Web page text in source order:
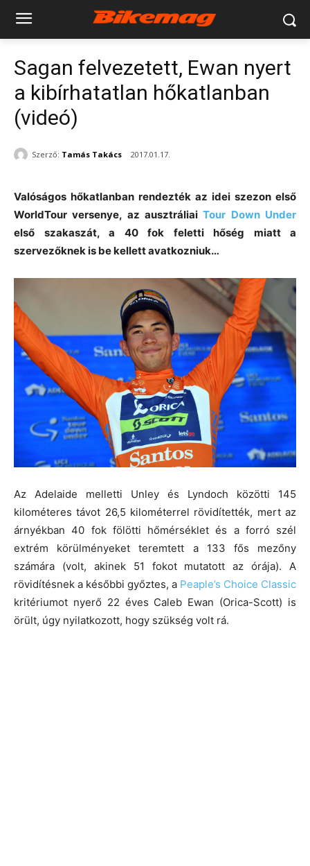
Sagan felvezetett, Ewan nyert
a kibírhatatlan hőkatlanban
(videó)
Szerző: Tamás Takács 2017.01.17.
Valóságos hőkatlanban rendezték az idei szezon első
WorldTour versenye, az ausztráliaiTour Down Under
első szakaszát, a 40 fok feletti hőség miatt a
szervezőknek is be kellett avatkozniuk…
Az Adelaide melletti Unley és Lyndoch közötti 145
kilométeres távot 26,5 kilométerrel rövidítették, mert az
árnyékban 40 fok fölötti hőmérséklet és a forró szél
extrém körülményeket teremtett a 133 fős mezőny
számára (volt, akinek 51 fokot mutatott az órája). A
rövidítésnek a későbbi győztes, a Peaple’s Choice Classic
kritériumot nyerő 22 éves Caleb Ewan (Orica-Scott) is
örült, úgy nyilatkozott, hogy szükség volt rá.